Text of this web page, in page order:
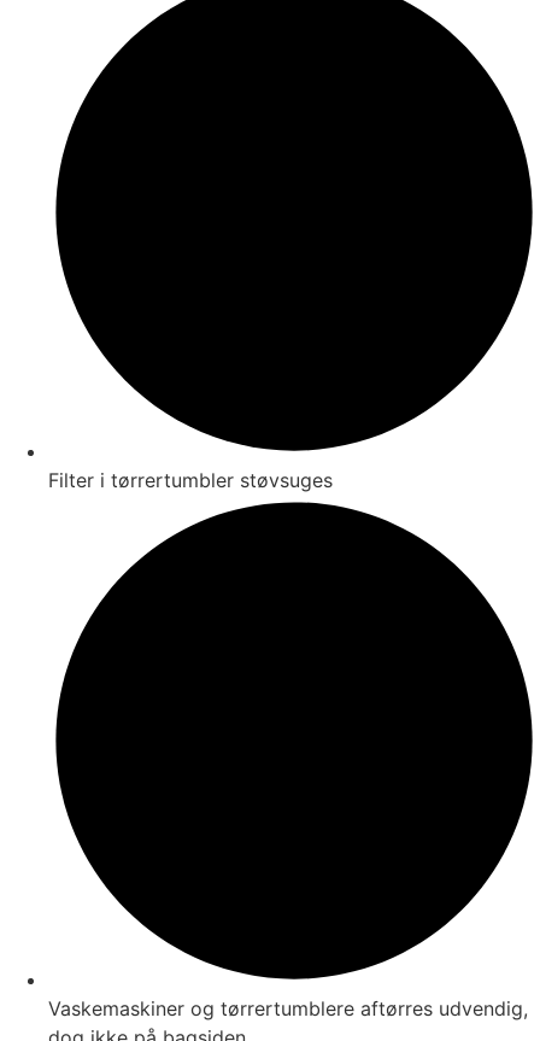
Filter i tørrertumbler støvsuges
Vaskemaskiner og tørrertumblere aftørres udvendig,